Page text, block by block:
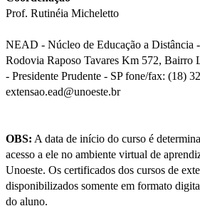
Prof. Rutinéia Micheletto
NEAD - Núcleo de Educação a Distância
Rodovia Raposo Tavares Km 572, Bairro
- Presidente Prudente - SP fone/fax: (18)
extensao.ead@unoeste.br
OBS: A data de início do curso é
acesso a ele no ambiente virtual de
Unoeste. Os certificados dos cursos de
disponibilizados somente em formato
do aluno.